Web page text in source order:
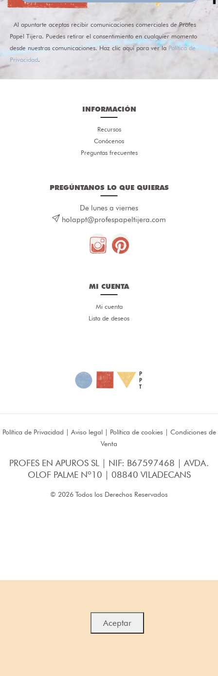
Al apuntarte aceptas recibir comunicaciones comerciales de Profes
Papel Tijera. Puedes retirar el consentimiento en cualquier momento
desde nuestras comunicaciones. Haz clic aquí para ver la Política de
Privacidad.
INFORMACIÓN
Recursos
Conócenos
Preguntas frecuentes
PREGÚNTANOS LO QUE QUIERAS
De lunes a viernes
holappt@profespapeltijera.com
MI CUENTA
Mi cuenta
Lista de deseos
Política de Privacidad | Aviso legal| Política de cookies | Condiciones de
Venta
PROFES EN APUROS SL | NIF: B67597468 | AVDA.
OLOF PALME Nº10 | 08840 VILADECANS
© 2026 Todos los Derechos Reservados
Aceptar